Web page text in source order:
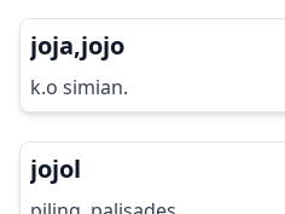
joja,jojo
k.o simian.
jojol